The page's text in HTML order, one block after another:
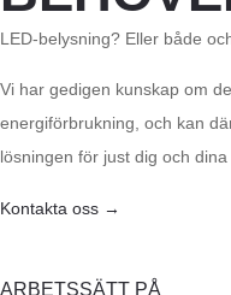
LED-belysning? Eller både
Vi har gedigen kunskap om
energiförbrukning, och kan
lösningen för just dig och dina
Kontakta oss →
ARBETSSÄTT PÅ